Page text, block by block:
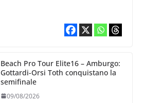
Beach Pro Tour Elite16 – Amburgo:
Gottardi-Orsi Toth conquistano la
semifinale
09/08/2026